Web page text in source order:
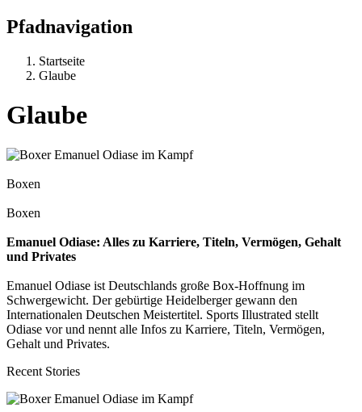
Pfadnavigation
Startseite
Glaube
Glaube
Boxen
Boxen
Emanuel Odiase: Alles zu Karriere, Titeln, Vermögen, Gehalt
und Privates
Emanuel Odiase ist Deutschlands große Box-Hoffnung im
Schwergewicht. Der gebürtige Heidelberger gewann den
Internationalen Deutschen Meistertitel. Sports Illustrated stellt
Odiase vor und nennt alle Infos zu Karriere, Titeln, Vermögen,
Gehalt und Privates.
Recent Stories